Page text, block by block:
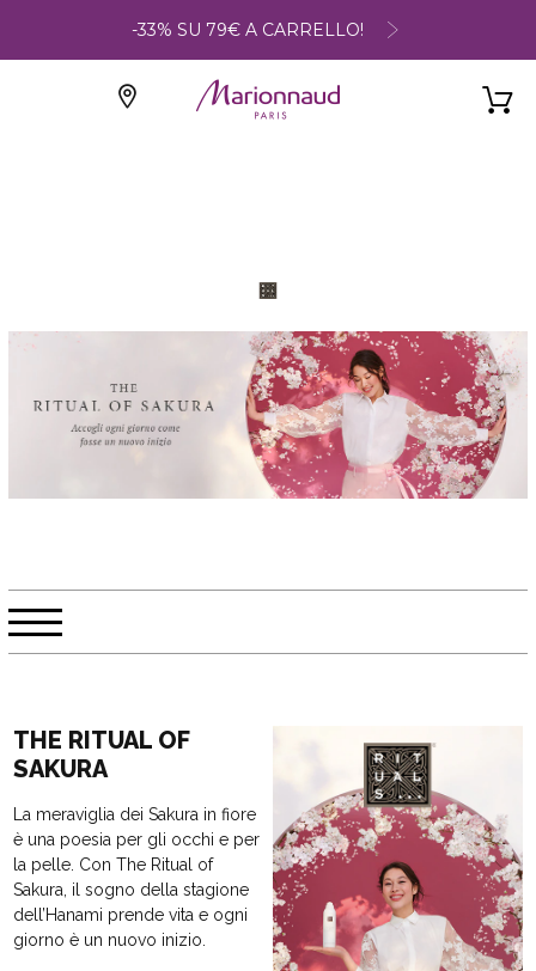
-33% SU 79€ A CARRELLO!
THE RITUAL OF
SAKURA
La meraviglia dei Sakura in fiore
è una poesia per gli occhi e per
la pelle. Con The Ritual of
Sakura, il sogno della stagione
dell’Hanami prende vita e ogni
giorno è un nuovo inizio.